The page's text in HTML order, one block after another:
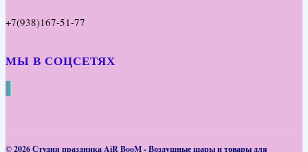
+7(938)167-51-77
МЫ В СОЦСЕТЯХ
© 2026 Студия праздника AiR BooM - Воздушные шары и товары для